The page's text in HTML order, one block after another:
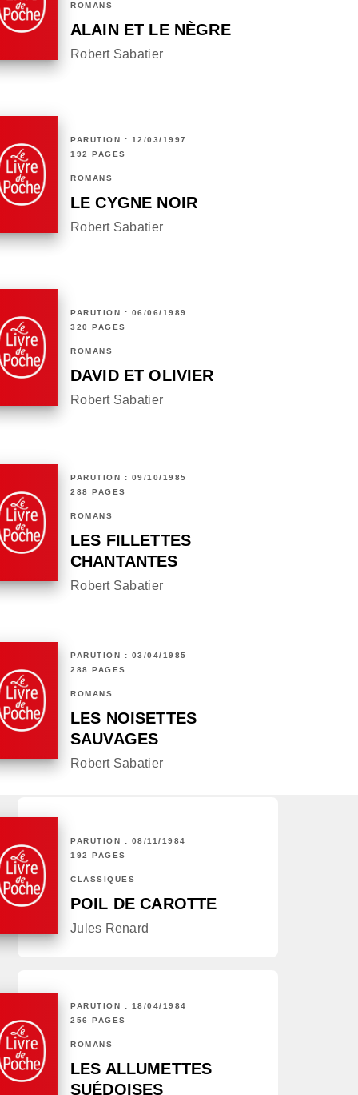
ROMANS
ALAIN ET LE NÈGRE
Robert Sabatier
PARUTION : 12/03/1997
192 PAGES
ROMANS
LE CYGNE NOIR
Robert Sabatier
PARUTION : 06/06/1989
320 PAGES
ROMANS
DAVID ET OLIVIER
Robert Sabatier
PARUTION : 09/10/1985
288 PAGES
ROMANS
LES FILLETTES
CHANTANTES
Robert Sabatier
PARUTION : 03/04/1985
288 PAGES
ROMANS
LES NOISETTES
SAUVAGES
Robert Sabatier
PARUTION : 08/11/1984
192 PAGES
CLASSIQUES
POIL DE CAROTTE
Jules Renard
PARUTION : 18/04/1984
256 PAGES
ROMANS
LES ALLUMETTES
SUÉDOISES